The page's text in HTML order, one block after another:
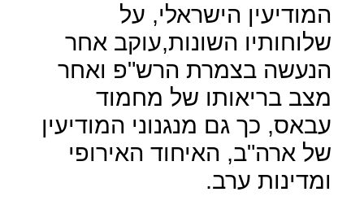
המודיעין הישראלי, על
שלוחותיו השונות,עוקב אחר
הנעשה בצמרת הרש"פ ואחר
מצב בריאותו של מחמוד
עבאס, כך גם מנגנוני המודיעין
של ארה"ב, האיחוד האירופי
ומדינות ערב.